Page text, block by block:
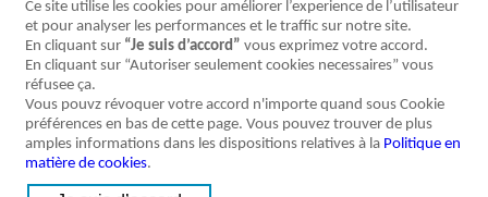
Ce site utilise les cookies pour améliorer l’experience de l’utilisateur
et pour analyser les performances et le traffic sur notre site.
En cliquant sur “Je suis d’accord” vous exprimez votre accord.
En cliquant sur “Autoriser seulement cookies necessaires” vous
réfusee ça.
Vous pouvz révoquer votre accord n'importe quand sous Cookie
préférences en bas de cette page. Vous pouvez trouver de plus
amples informations dans les dispositions relatives à la Politique en
matière de cookies.